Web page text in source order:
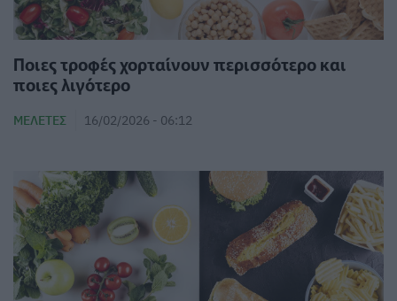
Ποιες τροφές χορταίνουν περισσότερο και
ποιες λιγότερο
ΜΕΛΈΤΕΣ 16/02/2026 - 06:12